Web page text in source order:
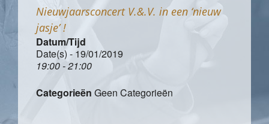
Nieuwjaarsconcert V.&.V. in een ‘nieuw
jasje’ !
Datum/Tijd
Date(s) - 19/01/2019
19:00 - 21:00
Categorieën Geen Categorieën